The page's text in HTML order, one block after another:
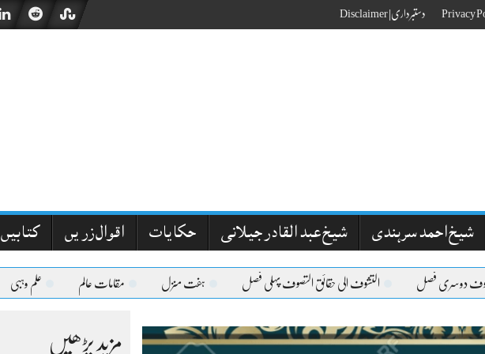
دستبرداری| Disclaimer
شیخ احمد سرہندی شیخ عبد القادر جیلانی حکایات اقوال زریں کتابیں
فصل التشوف الی حقائق التصوف پہلی فصل ہفت منزل مقامات عالم علم وہبی
مزید پڑھیں